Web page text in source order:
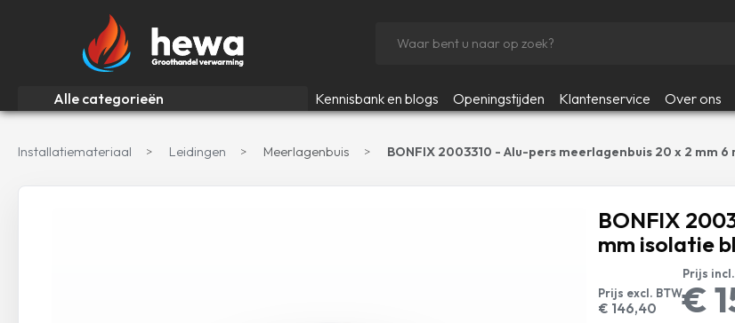
Alle categorieën Kennisbank en blogs Openingstijden Klantenservice Over ons
Installatiemateriaal Leidingen Meerlagenbuis BONFIX 2003310 - Alu-pers meerlagenbuis 20 x 2 mm
BONFIX
mm isolatie
Prijs excl. BTW
€ 146,40
Prijs
€